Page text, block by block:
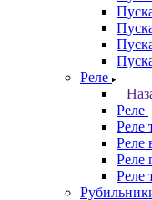
Реле
Реле
Реле
Реле
Реле
Реле